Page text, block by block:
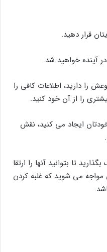
قرار دهید.
آینده خواهید شد.
را دارید، اطلاعات کافی را
را از آن خود کنید.
ایجاد می کنید، نقش
تا بتوانید آنها را ارتقا
می شوید که غلبه کردن